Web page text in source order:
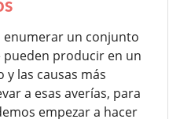
enumerar un conjunto
pueden producir en un
las causas más
a esas averías, para
empezar a hacer